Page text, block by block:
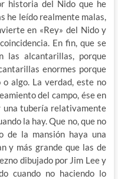
historia del Nido que he
he leído realmente malas,
en «Rey» del Nido y
En fin, que se
las alcantarillas, porque
enormes porque
o algo. La verdad, este no
del campo, ése en
una tubería relativamente
la hay. Que no, que no
de la mansión haya una
y más grande que las de
dibujado por Jim Lee y
cuando no haciendo lo